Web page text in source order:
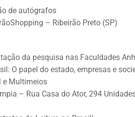
de autógrafos
– Ribeirão Preto (SP)
da pesquisa nas Faculdades
O papel do estado, empresas e
e Multimeios
– Rua Casa do Ator, 294